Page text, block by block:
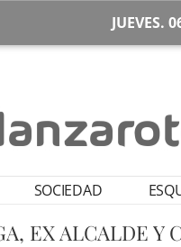
JUEVES.
SOCIEDAD
EX ALCALDE